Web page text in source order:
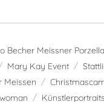
Becher Meissner
Mary Kay Event
Meissen